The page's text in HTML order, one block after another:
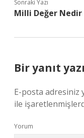
Sonraki Yazı
Milli Değer Nedir
Bir yanıt
E-posta adresiniz
ile
Yorum